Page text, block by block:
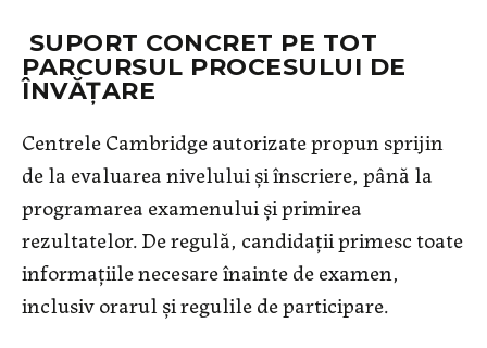
SUPORT CONCRET PE TOT
PARCURSUL PROCESULUI DE
ÎNVĂȚARE
Centrele Cambridge autorizate propun sprijin
de la evaluarea nivelului și înscriere, până la
programarea examenului și primirea
rezultatelor. De regulă, candidații primesc toate
informațiile necesare înainte de examen,
inclusiv orarul și regulile de participare.